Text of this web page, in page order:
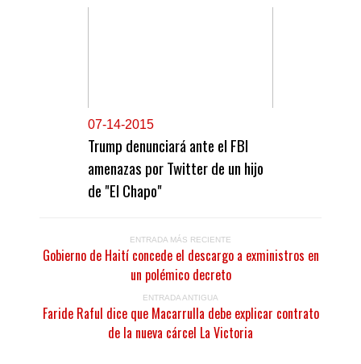
07-14-2015
Trump denunciará ante el FBI
amenazas por Twitter de un hijo
de "El Chapo"
ENTRADA MÁS RECIENTE
Gobierno de Haití concede el descargo a exministros en
un polémico decreto
ENTRADA ANTIGUA
Faride Raful dice que Macarrulla debe explicar contrato
de la nueva cárcel La Victoria